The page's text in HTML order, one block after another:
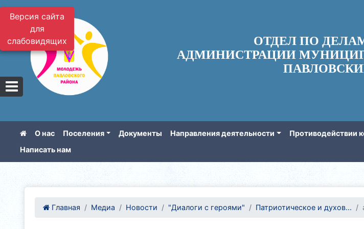
Версия сайта
для
слабовидящих
ОТДЕЛ ПО
АДМИНИСТРАЦИИ
О нас Поселения Документы Направления деятельности Противодействии
Написать нам
Главная Медиа Новости "Диалоги с героями" Патриотическое и духов...